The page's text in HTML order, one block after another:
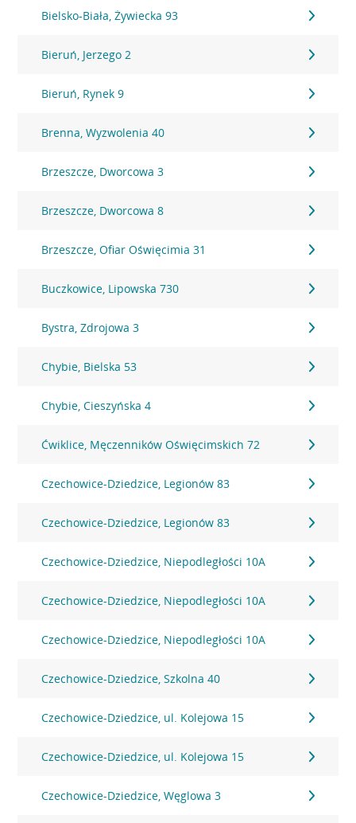
Bielsko-Biała, Żywiecka 93
Bieruń, Jerzego 2
Bieruń, Rynek 9
Brenna, Wyzwolenia 40
Brzeszcze, Dworcowa 3
Brzeszcze, Dworcowa 8
Brzeszcze, Ofiar Oświęcimia 31
Buczkowice, Lipowska 730
Bystra, Zdrojowa 3
Chybie, Bielska 53
Chybie, Cieszyńska 4
Ćwiklice, Męczenników Oświęcimskich 72
Czechowice-Dziedzice, Legionów 83
Czechowice-Dziedzice, Legionów 83
Czechowice-Dziedzice, Niepodległości 10A
Czechowice-Dziedzice, Niepodległości 10A
Czechowice-Dziedzice, Niepodległości 10A
Czechowice-Dziedzice, Szkolna 40
Czechowice-Dziedzice, ul. Kolejowa 15
Czechowice-Dziedzice, ul. Kolejowa 15
Czechowice-Dziedzice, Węglowa 3